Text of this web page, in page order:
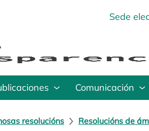
Sede
Comunicación
resolucións Resolucións de